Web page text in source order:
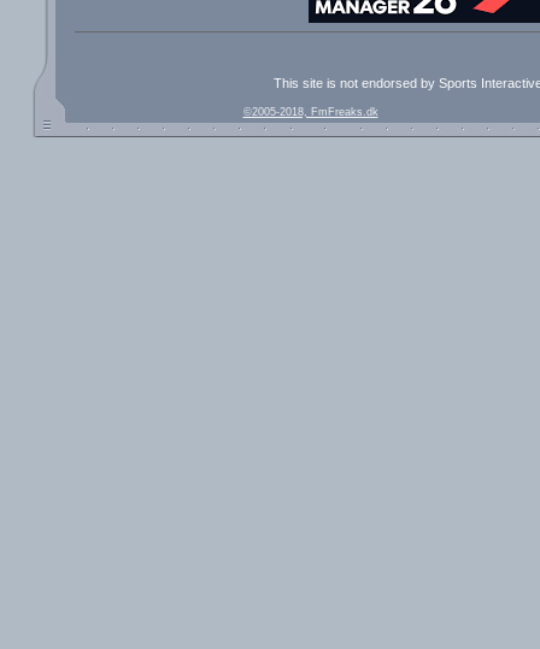
This site is not endorsed by Sports
©2005-2018, FmFreaks.dk